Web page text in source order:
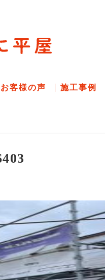
お客様の声 施工事例